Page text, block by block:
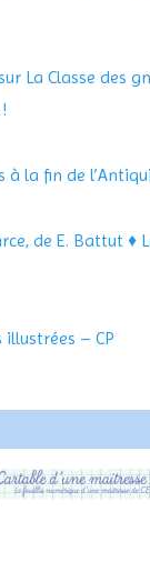
La Classe des
à la fin de
de E. Battut ♦
illustrées – CP